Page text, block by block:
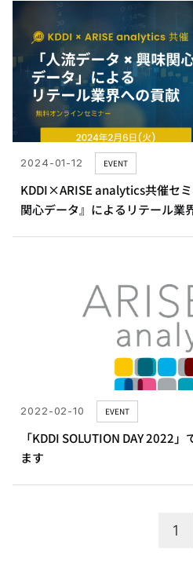
2024-01-12 EVENT
KDDI×ARISE analytics共催セ
関心データ』によるリテール業
2022-02-10 EVENT
「KDDI SOLUTION DAY 2022
ます
1